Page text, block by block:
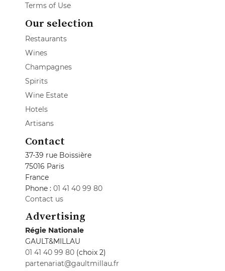
Terms of Use
Our selection
Restaurants
Wines
Champagnes
Spirits
Wine Estate
Hotels
Artisans
Contact
37-39 rue Boissière
75016 Paris
France
Phone : 01 41 40 99 80
Contact us
Advertising
Régie Nationale
GAULT&MILLAU
01 41 40 99 80 (choix 2)
partenariat@gaultmillau.fr